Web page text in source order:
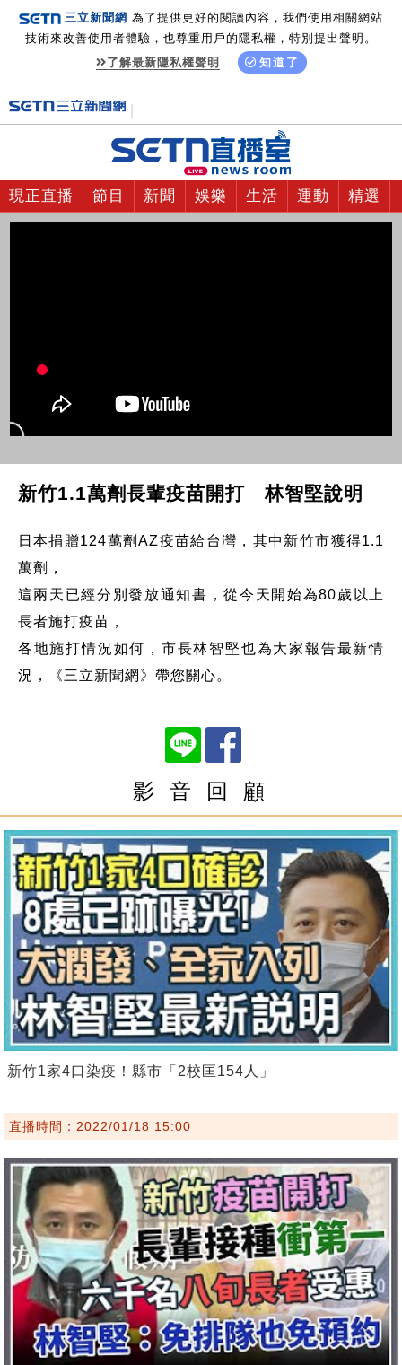
三立新聞網 為了提供更好的閱讀內容，我們使用相關網站
技術來改善使用者體驗，也尊重用戶的隱私權，特別提出聲明。
了解最新隱私權聲明
知道了
現正直播 節目 新聞 娛樂 生活 運動 精選
新竹1.1萬劑長輩疫苗開打 林智堅說明
日本捐贈124萬劑AZ疫苗給台灣，其中新竹市獲得1.1
萬劑，
這兩天已經分別發放通知書，從今天開始為80歲以上
長者施打疫苗，
各地施打情況如何，市長林智堅也為大家報告最新情
況，《三立新聞網》帶您關心。
影 音 回 顧
新竹1家4口染疫！縣市「2校匡154人」
直播時間：2022/01/18 15:00